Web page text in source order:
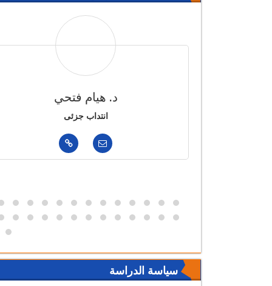
د. هيام فتحي
انتداب جزئى
سياسة الدراسة